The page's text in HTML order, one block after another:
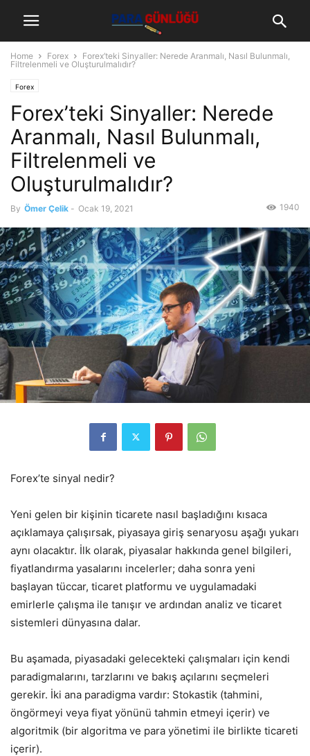
Home Forex
Forex’teki Sinyaller: Nerede Aranmalı, Nasıl Bulunmalı,
Filtrelenmeli ve Oluşturulmalıdır?
Forex
Forex’teki Sinyaller: Nerede
Aranmalı, Nasıl Bulunmalı,
Filtrelenmeli ve
Oluşturulmalıdır?
By Ömer Çelik - Ocak 19, 2021 1940
Forex’te sinyal nedir?
Yeni gelen bir kişinin ticarete nasıl başladığını kısaca
açıklamaya çalışırsak, piyasaya giriş senaryosu aşağı yukarı
aynı olacaktır. İlk olarak, piyasalar hakkında genel bilgileri,
fiyatlandırma yasalarını incelerler; daha sonra yeni
başlayan tüccar, ticaret platformu ve uygulamadaki
emirlerle çalışma ile tanışır ve ardından analiz ve ticaret
sistemleri dünyasına dalar.
Bu aşamada, piyasadaki gelecekteki çalışmaları için kendi
paradigmalarını, tarzlarını ve bakış açılarını seçmeleri
gerekir. İki ana paradigma vardır: Stokastik (tahmini,
öngörmeyi veya fiyat yönünü tahmin etmeyi içerir) ve
algoritmik (bir algoritma ve para yönetimi ile birlikte ticareti
içerir).